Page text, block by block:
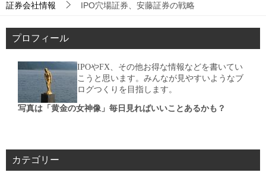
証券会社情報
IPO穴場証券、安藤証券の戦略
プロフィール
IPOやFX、その他お得な情報などを書いてい
こうと思います。みんなが見やすいようなブ
ログつくりを目指します。
写真は「黄金の女神像」毎日見ればいいことあるかも？
カテゴリー